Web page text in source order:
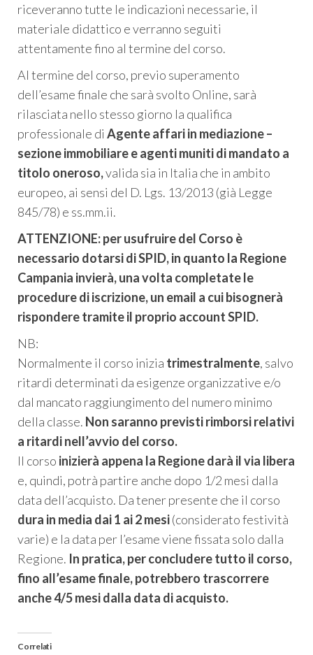
riceveranno tutte le indicazioni necessarie, il
materiale didattico e verranno seguiti
attentamente fino al termine del corso.
Al termine del corso, previo superamento
dell’esame finale che sarà svolto Online, sarà
rilasciata nello stesso giorno la qualifica
professionale di Agente affari in mediazione –
sezione immobiliare e agenti muniti di mandato a
titolo oneroso,valida sia in Italia che in ambito
europeo, ai sensi del D. Lgs. 13/2013 (già Legge
845/78) e ss.mm.ii.
ATTENZIONE: per usufruire del Corso è
necessario dotarsi di SPID, in quanto la Regione
Campania invierà, una volta completate le
procedure di iscrizione, un email a cui bisognerà
rispondere tramite il proprio account SPID.
NB:
Normalmente il corso inizia trimestralmente, salvo
ritardi determinati da esigenze organizzative e/o
dal mancato raggiungimento del numero minimo
della classe. Non saranno previsti rimborsi relativi
a ritardi nell’avvio del corso.
Il corso inizierà appena la Regione darà il via libera
e, quindi, potrà partire anche dopo 1/2 mesi dalla
data dell’acquisto. Da tener presente che il corso
dura in media dai 1 ai 2 mesi(considerato festività
varie) e la data per l’esame viene fissata solo dalla
Regione. In pratica, per concludere tutto il corso,
fino all’esame finale, potrebbero trascorrere
anche 4/5 mesi dalla data di acquisto.
Correlati